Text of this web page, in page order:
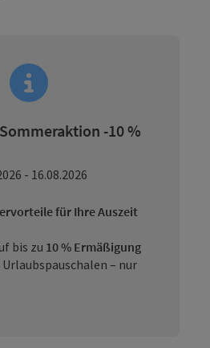
-10 %
- 16.08.2026
für Ihre Auszeit
bis zu 10 % Ermäßigung
– nur